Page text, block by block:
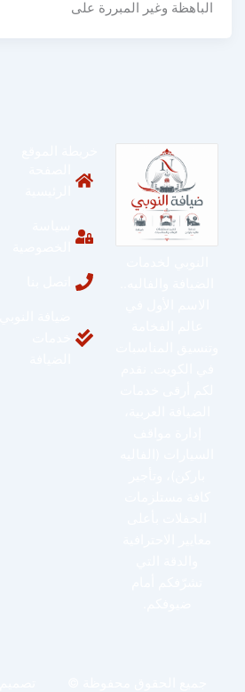
الباهظة وغير المبررة على
الرئيسية
الخصوصية
اتصل بنا
خدمات